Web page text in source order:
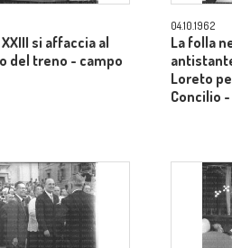
si affaccia al
del treno - campo
04.10.1962
La folla
Loreto
Concilio